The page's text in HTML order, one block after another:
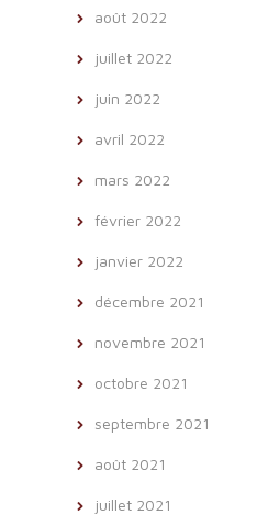
août 2022
juillet 2022
juin 2022
avril 2022
mars 2022
février 2022
janvier 2022
décembre 2021
novembre 2021
octobre 2021
septembre 2021
août 2021
juillet 2021